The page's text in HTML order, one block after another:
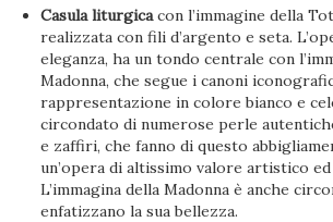
Casula liturgicacon l’immagine della
realizzata con fili d’argento e seta.
eleganza, ha un tondo centrale con
Madonna, che segue i canoni
rappresentazione in colore bianco e
circondato di numerose perle
e zaffiri, che fanno di questo
un’opera di altissimo valore artistico
L’immagina della Madonna è anche
enfatizzano la sua bellezza.